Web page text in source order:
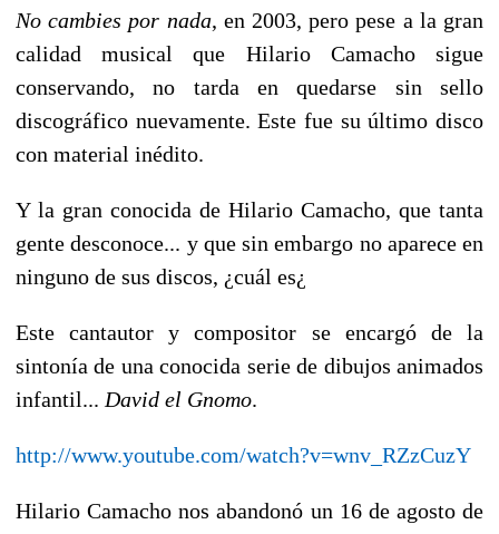
No cambies por nada, en 2003, pero pese a la gran
calidad musical que Hilario Camacho sigue
conservando, no tarda en quedarse sin sello
discográfico nuevamente. Este fue su último disco
con material inédito.
Y la gran conocida de Hilario Camacho, que tanta
gente desconoce... y que sin embargo no aparece en
ninguno de sus discos, ¿cuál es¿
Este cantautor y compositor se encargó de la
sintonía de una conocida serie de dibujos animados
infantil... David el Gnomo.
http://www.youtube.com/watch?v=wnv_RZzCuzY
Hilario Camacho nos abandonó un 16 de agosto de